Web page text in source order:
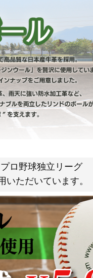
ロ野球独立リーグ
いただいています。